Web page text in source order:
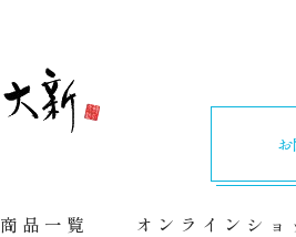
商品一覧 オンラインショ